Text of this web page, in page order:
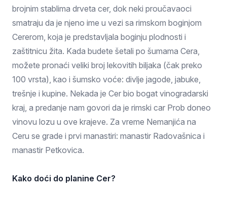
brojnim stablima drveta cer, dok neki proučavaoci
smatraju da je njeno ime u vezi sa rimskom boginjom
Cererom, koja je predstavljala boginju plodnosti i
zaštitnicu žita. Kada budete šetali po šumama Cera,
možete pronaći veliki broj lekovitih biljaka (čak preko
100 vrsta), kao i šumsko voće: divlje jagode, jabuke,
trešnje i kupine. Nekada je Cer bio bogat vinogradarski
kraj, a predanje nam govori da je rimski car Prob doneo
vinovu lozu u ove krajeve. Za vreme Nemanjića na
Ceru se grade i prvi manastiri: manastir Radovašnica i
manastir Petkovica.
Kako doći do planine Cer?